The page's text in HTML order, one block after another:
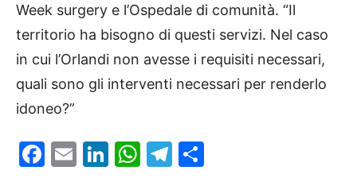
Week surgery e l’Ospedale di comunità. “Il
territorio ha bisogno di questi servizi. Nel caso
in cui l’Orlandi non avesse i requisiti necessari,
quali sono gli interventi necessari per renderlo
idoneo?”
Facebook
EmailLinkedIn
WhatsApp
Telegram